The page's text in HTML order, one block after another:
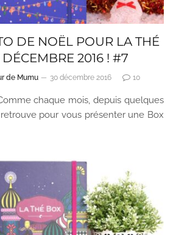
DE NOËL POUR LA THÉ
2016 ! #7
de Mumu 30 décembre 2016 10
chaque mois, depuis quelques
pour vous présenter une Box